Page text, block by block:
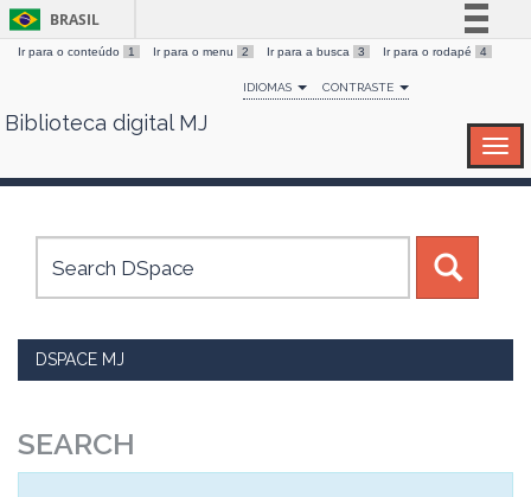
Skip
BRASIL
Simplifique!
Comunica BR
Canais
Ir para o conteúdo 1 Ir para o menu 2 Ir para a busca 3 Ir para o rodapé 4
IDIOMAS CONTRASTE
Biblioteca digital MJ
DSPACE MJ
SEARCH